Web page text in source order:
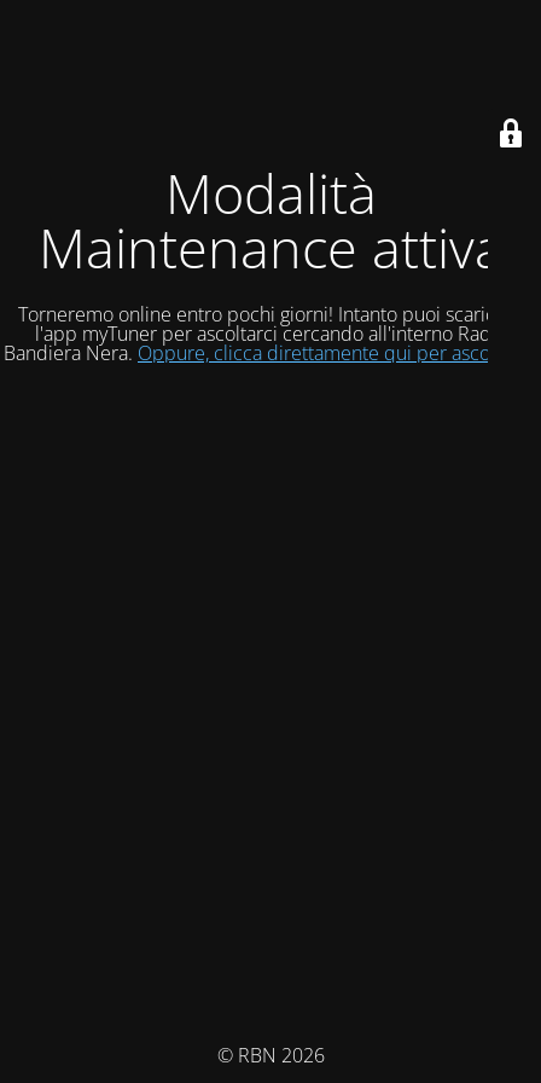
Modalità
Maintenance attiva
Torneremo online entro pochi giorni! Intanto puoi scaricare
l'app myTuner per ascoltarci cercando all'interno Radio
Bandiera Nera. Oppure, clicca direttamente qui per ascoltarci!
© RBN 2026